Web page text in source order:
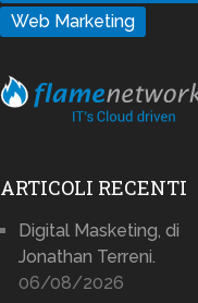
Web Marketing
ARTICOLI RECENTI
Digital Masketing, di
Jonathan Terreni.
06/08/2026